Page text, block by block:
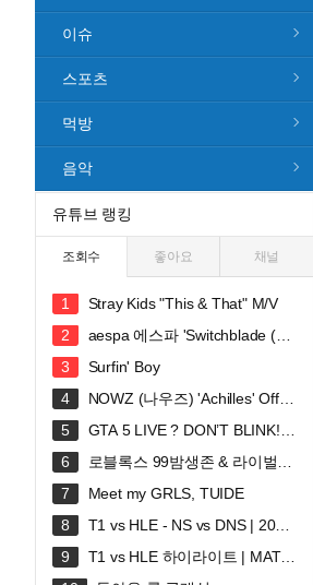
이슈
스포츠
먹방
음악
유튜브 랭킹
조회수 좋아요 채널
Stray Kids "This & That" M/V
aespa 에스파 'Switchblade (Fe
at. Ty Dolla $ign)' MV
Surfin' Boy
NOWZ (나우즈) 'Achilles' Offici
al Music Video
GTA 5 LIVE ? DON’T BLINK! S
ECRET MOD ACTIVATED #gtalive #
gtaonline
로블록스 99밤생존 & 라이벌시
참 쭈현이와 GOGO씽
Meet my GRLS, TUIDE
T1 vs HLE - NS vs DNS | 2026
LCK
T1 vs HLE 하이라이트 | MATC
H 30 | 2026 LoL KeSPA CUP